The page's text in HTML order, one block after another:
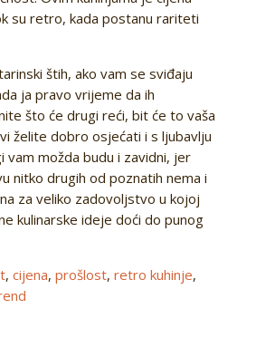
su retro, kada postanu rariteti
štih, ako vam se sviđaju
ja pravo vrijeme da ih
što će drugi reći, bit će to vaša
želite dobro osjećati i s ljubavlju
vam možda budu i zavidni, jer
nitko drugih od poznatih nema i
za veliko zadovoljstvo u kojoj
kulinarske ideje doći do punog
, cijena, prošlost, retro kuhinje,